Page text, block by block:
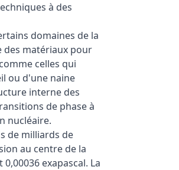
à des
domaines de la
des matériaux pour
celles qui
ou d'une naine
interne des
de phase à
nucléaire.
de milliards de
au centre de la
exapascal. La